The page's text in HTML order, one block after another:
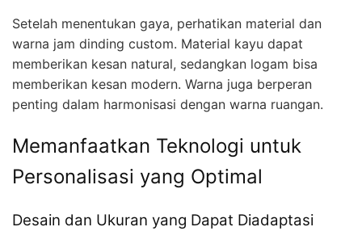
Setelah menentukan gaya, perhatikan material dan
warna jam dinding custom. Material kayu dapat
memberikan kesan natural, sedangkan logam bisa
memberikan kesan modern. Warna juga berperan
penting dalam harmonisasi dengan warna ruangan.
Memanfaatkan Teknologi untuk
Personalisasi yang Optimal
Desain dan Ukuran yang Dapat Diadaptasi